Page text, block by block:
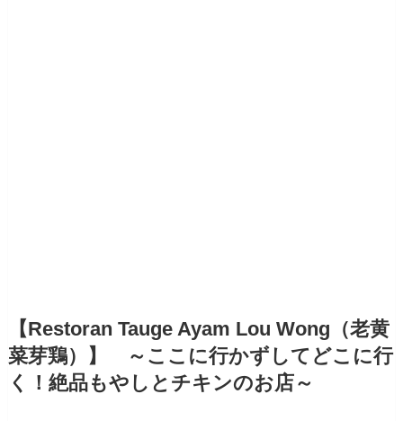
【Restoran Tauge Ayam Lou Wong（老黄
菜芽鶏）】 ～ここに行かずしてどこに行
く！絶品もやしとチキンのお店～